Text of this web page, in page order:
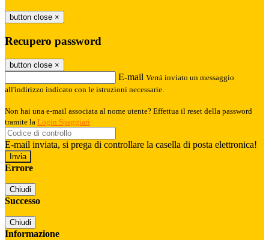
button close ×
Recupero password
button close ×
E-mail Verrà inviato un messaggio
all'indirizzo indicato con le istruzioni necessarie.
Non hai una e-mail associata al nome utente? Effettua il reset della password
tramite la Login Spaggiari
E-mail inviata, si prega di controllare la casella di posta elettronica!
Errore
Chiudi
Successo
Chiudi
Informazione